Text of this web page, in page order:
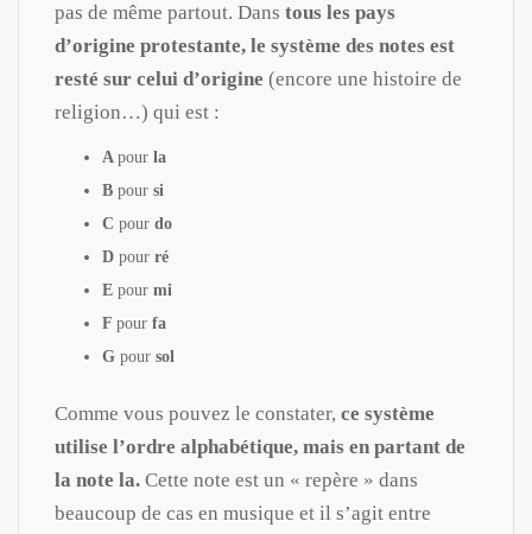
pas de même partout. Dans tous les pays
d’origine protestante, le système des notes est
resté sur celui d’origine (encore une histoire de
religion…) qui est :
A pour la
B pour si
C pour do
D pour ré
E pour mi
F pour fa
G pour sol
Comme vous pouvez le constater, ce système
utilise l’ordre alphabétique, mais en partant de
la note la. Cette note est un « repère » dans
beaucoup de cas en musique et il s’agit entre